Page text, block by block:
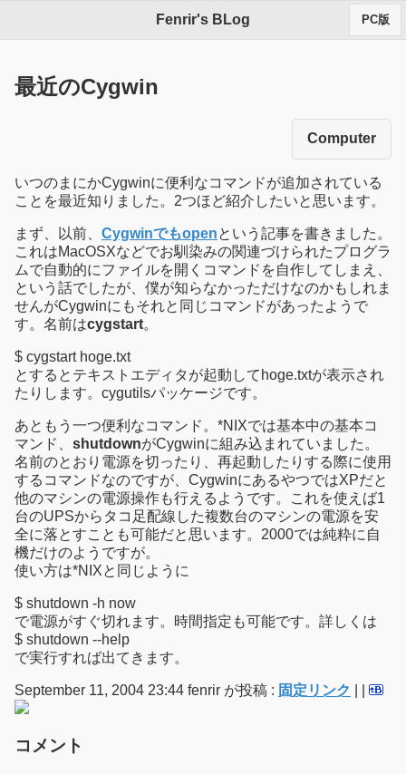
Fenrir's BLog PC版
最近のCygwin
Computer
いつのまにかCygwinに便利なコマンドが追加されている
ことを最近知りました。2つほど紹介したいと思います。
まず、以前、 Cygwinでもopenという記事を書きました。
これはMacOSXなどでお馴染みの関連づけられたプログラ
ムで自動的にファイルを開くコマンドを自作してしまえ、
という話でしたが、僕が知らなかっただけなのかもしれま
せんがCygwinにもそれと同じコマンドがあったようで
す。名前はcygstart。
$ cygstart hoge.txt
とするとテキストエディタが起動してhoge.txtが表示され
たりします。cygutilsパッケージです。
あともう一つ便利なコマンド。*NIXでは基本中の基本コ
マンド、 shutdownがCygwinに組み込まれていました。
名前のとおり電源を切ったり、再起動したりする際に使用
するコマンドなのですが、CygwinにあるやつではXPだと
他のマシンの電源操作も行えるようです。これを使えば1
台のUPSからタコ足配線した複数台のマシンの電源を安
全に落とすことも可能だと思います。2000では純粋に自
機だけのようですが。
使い方は*NIXと同じように
$ shutdown -h now
で電源がすぐ切れます。時間指定も可能です。詳しくは
$ shutdown --help
で実行すれば出てきます。
September 11, 2004 23:44 fenrir が投稿 : 固定リンク
コメント